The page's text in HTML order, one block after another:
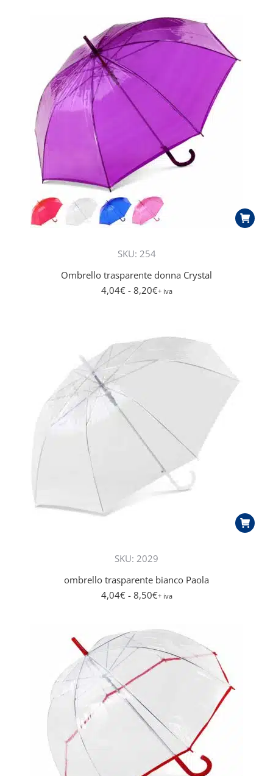
SKU: 254
Ombrello trasparente donna Crystal
4,04€- 8,20€+ iva
SKU: 2029
ombrello trasparente bianco Paola
4,04€- 8,50€+ iva